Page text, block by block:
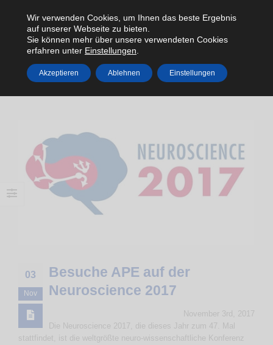
HOME 2017 NOVEMBER
03
Nov
Besuche APE auf der
Neuroscience 2017
November 3rd, 2017
Die Neuroscience 2017, die dieses Jahr zum 47. Mal
stattfindet, ist die weltgrößte neuro-wissenschaftliche Konferenz
Wir verwenden Cookies, um Ihnen das beste Ergebnis
auf unserer Webseite zu bieten.
Sie können mehr über unsere verwendeten Cookies
erfahren unter Einstellungen
Akzeptieren Ablehnen Einstellungen